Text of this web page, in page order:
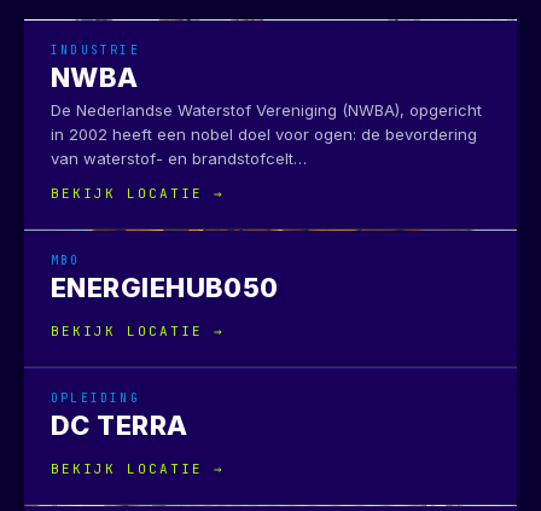
INDUSTRIE
NWBA
De Nederlandse Waterstof Vereniging (NWBA), opgericht
in 2002 heeft een nobel doel voor ogen: de bevordering
van waterstof- en brandstofcelt…
BEKIJK LOCATIE →
MBO
ENERGIEHUB050
BEKIJK LOCATIE →
OPLEIDING
DC TERRA
BEKIJK LOCATIE →